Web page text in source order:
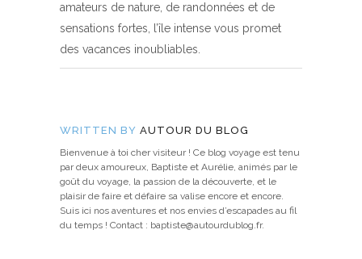
amateurs de nature, de randonnées et de
sensations fortes, l’île intense vous promet
des vacances inoubliables.
WRITTEN BY AUTOUR DU BLOG
Bienvenue à toi cher visiteur ! Ce blog voyage est tenu
par deux amoureux, Baptiste et Aurélie, animés par le
goût du voyage, la passion de la découverte, et le
plaisir de faire et défaire sa valise encore et encore.
Suis ici nos aventures et nos envies d’escapades au fil
du temps ! Contact : baptiste@autourdublog.fr.